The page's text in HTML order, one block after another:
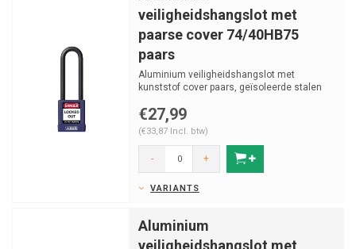
veiligheidshangslot met
paarse cover 74/40HB75
paars
Aluminium veiligheidshangslot met
kunststof cover paars, geïsoleerde stalen
€27,99
(€33,87 Incl. btw)
- +
VARIANTS
Aluminium
veiligheidshangslot met